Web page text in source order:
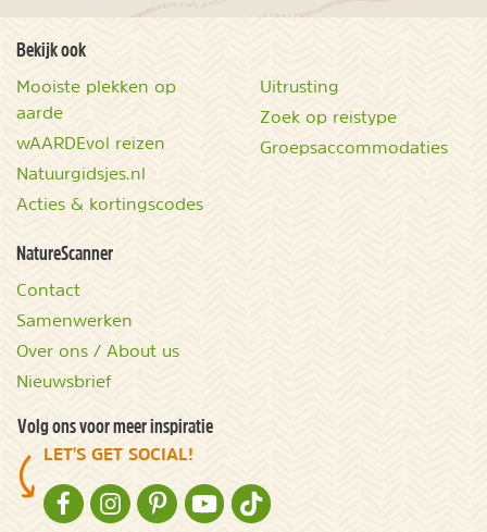
Bekijk ook
Mooiste plekken op
aarde
wAARDEvol reizen
Natuurgidsjes.nl
Acties & kortingscodes
Uitrusting
Zoek op reistype
Groepsaccommodaties
NatureScanner
Contact
Samenwerken
Over ons / About us
Nieuwsbrief
Volg ons voor meer inspiratie
LET'S GET SOCIAL!
NATURESCANNER OP FACEBOOK
NATURESCANNER OP INSTAGRAM
NATURESCANNER OP PINTEREST
NATURESCANNER OP YOUTUBE
NATURESCANNER OP TIKTOK